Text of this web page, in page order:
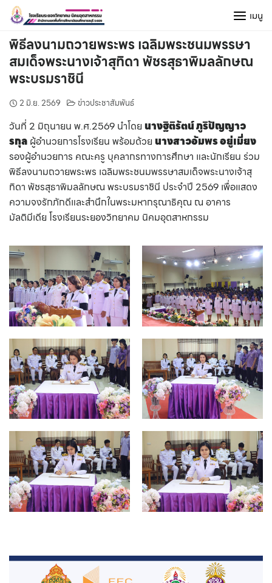
Skip
content
เมนู
พิธีลงนามถวายพระพร เฉลิมพระชนมพรรษา
สมเด็จพระนางเจ้าสุทิดา พัชรสุธาพิมลลักษณ
พระบรมราชินี
2 มิ.ย. 2569 ข่าวประชาสัมพันธ์
วันที่ 2 มิถุนายน พ.ศ.2569 นำโดย นางฐิติรัตน์ ภูริปัญญาว
รกุล ผู้อำนวยการโรงเรียน พร้อมด้วย นางสาวอัมพร อยู่เมี่ยง
รองผู้อำนวยการ คณะครู บุคลากรทางการศึกษา และนักเรียน ร่วม
พิธีลงนามถวายพระพร เฉลิมพระชนมพรรษาสมเด็จพระนางเจ้าสุ
ทิดา พัชรสุธาพิมลลักษณ พระบรมราชินี ประจำปี 2569 เพื่อแสดง
ความจงรักภักดีและสำนึกในพระมหากรุณาธิคุณ ณ อาคาร
มัลติมีเดีย โรงเรียนระยองวิทยาคม นิคมอุตสาหกรรม